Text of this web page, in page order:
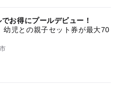
お得にプールデビュー！
幼児との親子セット券が最大70